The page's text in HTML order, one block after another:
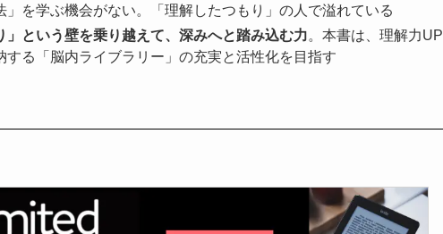
を学ぶ機会がない。「理解したつもり」の人で溢れている
」という壁を乗り越えて、深みへと踏み込む力。本書は、理解力UP
する「脳内ライブラリー」の充実と活性化を目指す